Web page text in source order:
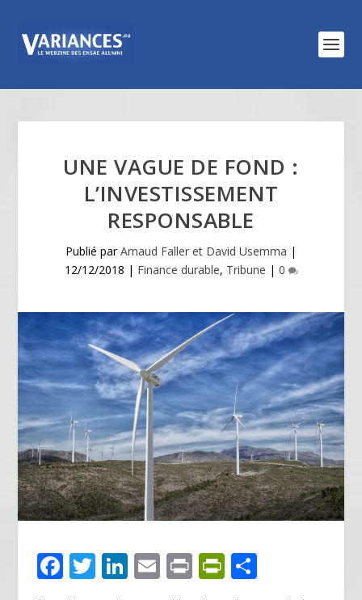
UNE VAGUE DE FOND :
L’INVESTISSEMENT
RESPONSABLE
Publié parArnaud Faller et David Usemma |
12/12/2018 | Finance durable, Tribune | 0
F
ac
T Li E
m
Pr
in
Pr
in